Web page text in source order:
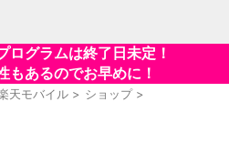
ログラムは終了日未定！
もあるのでお早めに！
天モバイル > ショップ >